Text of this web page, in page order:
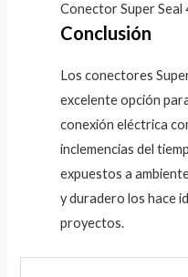
Conector Super Seal
Conclusión
Los conectores
excelente opción
conexión eléctrica
inclemencias del
expuestos a
y duradero los hace
proyectos.